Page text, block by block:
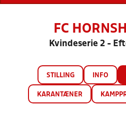
FC
Kvindeserie 2 -
STILLING INFO
KARANTÆNER